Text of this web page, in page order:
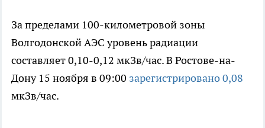
За пределами 100-километровой зоны
Волгодонской АЭС уровень радиации
составляет 0,10-0,12 мкЗв/час. В Ростове-на-
Дону 15 ноября в 09:00 зарегистрировано 0,08
мкЗв/час.